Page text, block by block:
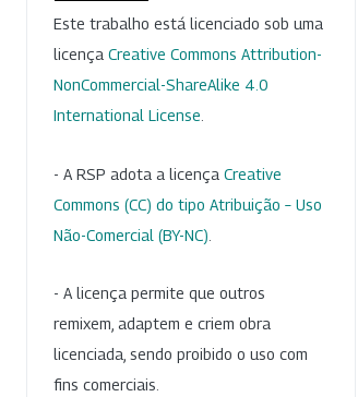
Este trabalho está licenciado sob uma
licença Creative Commons Attribution-
NonCommercial-ShareAlike 4.0
International License
- A RSP adota a licença Creative
Commons (CC) do tipo Atribuição – Uso
Não-Comercial (BY-NC)
- A licença permite que outros
remixem, adaptem e criem obra
licenciada, sendo proibido o uso com
fins comerciais.